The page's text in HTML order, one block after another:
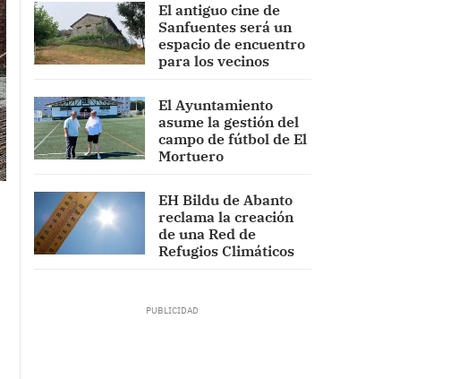
El antiguo cine de
Sanfuentes será un
espacio de encuentro
para los vecinos
El Ayuntamiento
asume la gestión del
campo de fútbol de El
Mortuero
EH Bildu de Abanto
reclama la creación
de una Red de
Refugios Climáticos